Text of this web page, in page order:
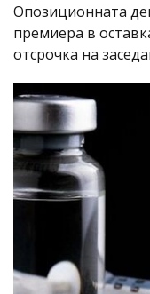
Опозиционната
премиера в
отсрочка на